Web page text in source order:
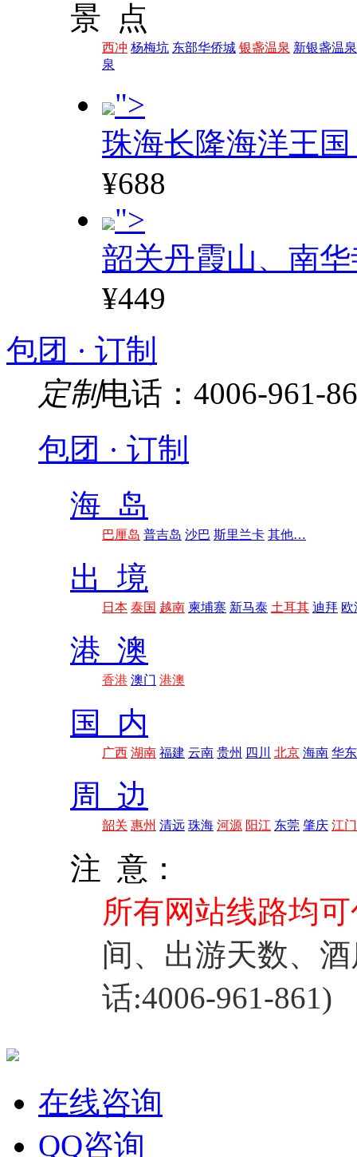
景 点
西冲 杨梅坑 东部华侨城 银盏温泉 新银盏温泉
泉
">
珠海长隆海洋王
¥688
">
韶关丹霞山、南
¥449
包团 · 订制
定制电话：4006-961-
包团 · 订制
海 岛
巴厘岛 普吉岛 沙巴 斯里兰卡 其他…
出 境
日本 泰国 越南 柬埔寨 新马泰 土耳其 迪拜 欧
港 澳
香港 澳门 港澳
国 内
广西 湖南 福建 云南 贵州 四川 北京 海南 华东
周 边
韶关 惠州 清远 珠海 河源 阳江 东莞 肇庆 江门
注 意：
所有网站线路均
间、出游天数、
话:4006-961-861)
在线咨询
QQ咨询